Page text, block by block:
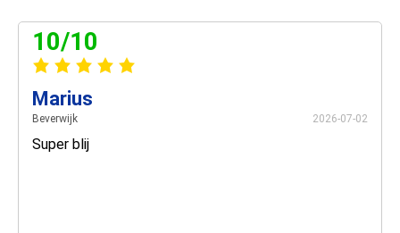
10/10
Marius
Beverwijk 2026-07-02
Super blij